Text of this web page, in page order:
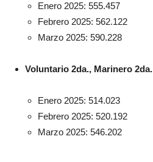
Enero 2025: 555.457
Febrero 2025: 562.122
Marzo 2025: 590.228
Voluntario 2da., Marinero 2da.
Enero 2025: 514.023
Febrero 2025: 520.192
Marzo 2025: 546.202